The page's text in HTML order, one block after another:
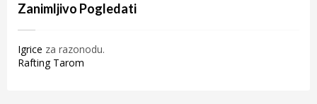
Zanimljivo Pogledati
Igrice za razonodu.
Rafting Tarom